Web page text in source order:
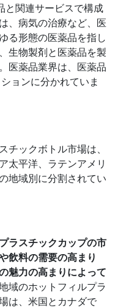
と関連サービスで構成
、病気の治療など、医
る形態の医薬品を指し
生物製剤と医薬品を製
医薬品業界は、医薬品
ョンに分かれていま
チックボトル市場は、
太平洋、ラテンアメリ
地域別に分割されてい
ラスチックカップの市
飲料の需要の高まり
魅力の高まりによって
域のホットフィルプラ
は、米国とカナダで